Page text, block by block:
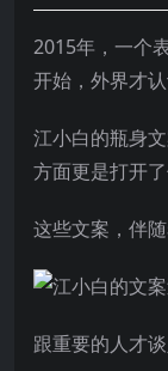
2015年，一个
开始，外界才认
江小白的瓶身
方面更是打开了
这些文案，伴
跟重要的人才谈